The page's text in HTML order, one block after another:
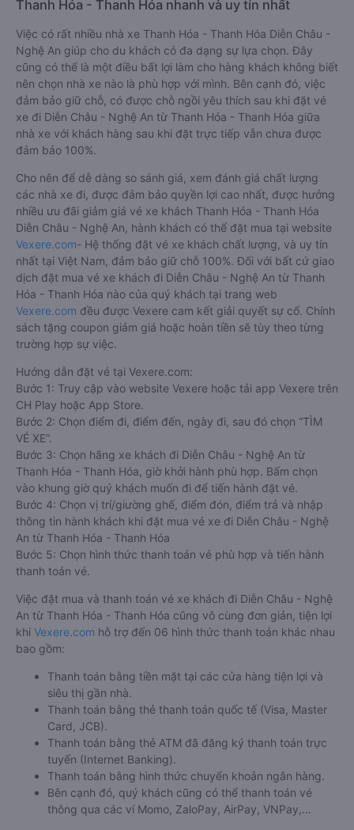
Thanh Hóa - Thanh Hóa nhanh và uy tín nhất
Việc có rất nhiều nhà xe Thanh Hóa - Thanh Hóa Diễn Châu -
Nghệ An giúp cho du khách có đa dạng sự lựa chọn. Đây
cũng có thể là một điều bất lợi làm cho hàng khách không biết
nên chọn nhà xe nào là phù hợp với mình. Bên cạnh đó, việc
đảm bảo giữ chỗ, có được chỗ ngồi yêu thích sau khi đặt vé
xe đi Diễn Châu - Nghệ An từ Thanh Hóa - Thanh Hóa giữa
nhà xe với khách hàng sau khi đặt trực tiếp vẫn chưa được
đảm bảo 100%.
Cho nên để dễ dàng so sánh giá, xem đánh giá chất lượng
các nhà xe đi, được đảm bảo quyền lợi cao nhất, được hưởng
nhiều ưu đãi giảm giá vé xe khách Thanh Hóa - Thanh Hóa
Diễn Châu - Nghệ An, hành khách có thể đặt mua tại website
Vexere.com- Hệ thống đặt vé xe khách chất lượng, và uy tín
nhất tại Việt Nam, đảm bảo giữ chỗ 100%. Đối với bất cứ giao
dịch đặt mua vé xe khách đi Diễn Châu - Nghệ An từ Thanh
Hóa - Thanh Hóa nào của quý khách tại trang web
Vexere.com đều được Vexere cam kết giải quyết sự cố. Chính
sách tặng coupon giảm giá hoặc hoàn tiền sẽ tùy theo từng
trường hợp sự việc.
Hướng dẫn đặt vé tại Vexere.com:
Bước 1: Truy cập vào website Vexere hoặc tải app Vexere trên
CH Play hoặc App Store.
Bước 2: Chọn điểm đi, điểm đến, ngày đi, sau đó chọn “TÌM
VÉ XE”.
Bước 3: Chọn hãng xe khách đi Diễn Châu - Nghệ An từ
Thanh Hóa - Thanh Hóa, giờ khởi hành phù hợp. Bấm chọn
vào khung giờ quý khách muốn đi để tiến hành đặt vé.
Bước 4: Chọn vị trí/giường ghế, điểm đón, điểm trả và nhập
thông tin hành khách khi đặt mua vé xe đi Diễn Châu - Nghệ
An từ Thanh Hóa - Thanh Hóa
Bước 5: Chọn hình thức thanh toán vé phù hợp và tiến hành
thanh toán vé.
Việc đặt mua và thanh toán vé xe khách đi Diễn Châu - Nghệ
An từ Thanh Hóa - Thanh Hóa cũng vô cùng đơn giản, tiện lợi
khi Vexere.com hỗ trợ đến 06 hình thức thanh toán khác nhau
bao gồm:
Thanh toán bằng tiền mặt tại các cửa hàng tiện lợi và
siêu thị gần nhà.
Thanh toán bằng thẻ thanh toán quốc tế (Visa, Master
Card, JCB).
Thanh toán bằng thẻ ATM đã đăng ký thanh toán trực
tuyến (Internet Banking).
Thanh toán bằng hình thức chuyển khoản ngân hàng.
Bên cạnh đó, quý khách cũng có thể thanh toán vé
thông qua các ví Momo, ZaloPay, AirPay, VNPay,…